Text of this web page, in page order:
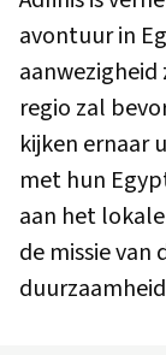
avontuur in
regio zal
kijken ernaar
met hun
aan het
de missie van